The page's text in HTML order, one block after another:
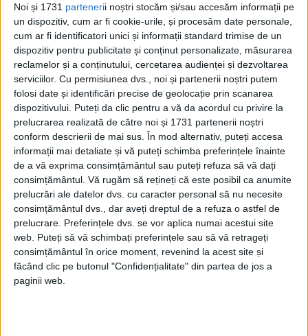
Noi și 1731 partenerii noștri stocăm și/sau accesăm informații pe
un dispozitiv, cum ar fi cookie-urile, și procesăm date personale,
cum ar fi identificatori unici și informații standard trimise de un
dispozitiv pentru publicitate și conținut personalizate, măsurarea
reclamelor și a conținutului, cercetarea audienței și dezvoltarea
serviciilor. Cu permisiunea dvs., noi și partenerii noștri putem
folosi date și identificări precise de geolocație prin scanarea
dispozitivului. Puteți da clic pentru a vă da acordul cu privire la
prelucrarea realizată de către noi și 1731 partenerii noștri
conform descrierii de mai sus. În mod alternativ, puteți accesa
informații mai detaliate și vă puteți schimba preferințele înainte
de a vă exprima consimțământul sau puteți refuza să vă dați
consimțământul. Vă rugăm să rețineți că este posibil ca anumite
prelucrări ale datelor dvs. cu caracter personal să nu necesite
consimțământul dvs., dar aveți dreptul de a refuza o astfel de
prelucrare. Preferințele dvs. se vor aplica numai acestui site
web. Puteți să vă schimbați preferințele sau să vă retrageți
consimțământul în orice moment, revenind la acest site și
făcând clic pe butonul "Confidențialitate" din partea de jos a
paginii web.
Această geamala avea un om înăuntru,
care o ţinea de belciuge, căci nu era grea,
şi juca la cântecul lăutarilor.
JOCUL EI ERA FOARTE DOMOL, PLIMBÂNDU-
SE.
Obiceiul cu această statuie, monstră (din
care s-a făcut şi vorba stafie), s-a păstrat
multă vreme în România.
Momâia juca pe strade şi la Moşi cu
începere din ziua de Paşte până după
Moşi.
O chemau toţi în curţile lor, precum